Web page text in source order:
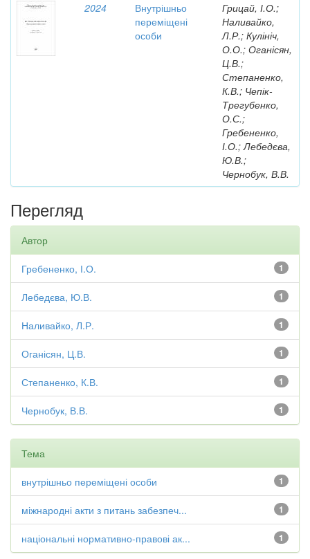
2024
Внутрішньо
переміщені
особи
Грицай, І.О.;
Наливайко,
Л.Р.; Кулініч,
О.О.; Оганісян,
Ц.В.;
Степаненко,
К.В.; Чепік-
Трегубенко,
О.С.;
Гребененко,
І.О.; Лебедєва,
Ю.В.;
Чернобук, В.В.
Перегляд
Автор
1
Гребененко, І.О.
1
Лебедєва, Ю.В.
1
Наливайко, Л.Р.
1
Оганісян, Ц.В.
1
Степаненко, К.В.
1
Чернобук, В.В.
Тема
1
внутрішньо переміщені особи
1
міжнародні акти з питань забезпеч...
1
національні нормативно-правові ак...